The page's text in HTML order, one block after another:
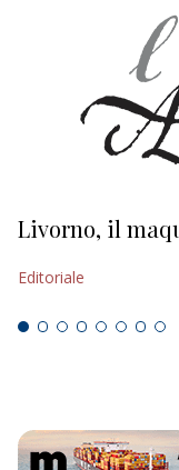
Livorno, il
Editoriale